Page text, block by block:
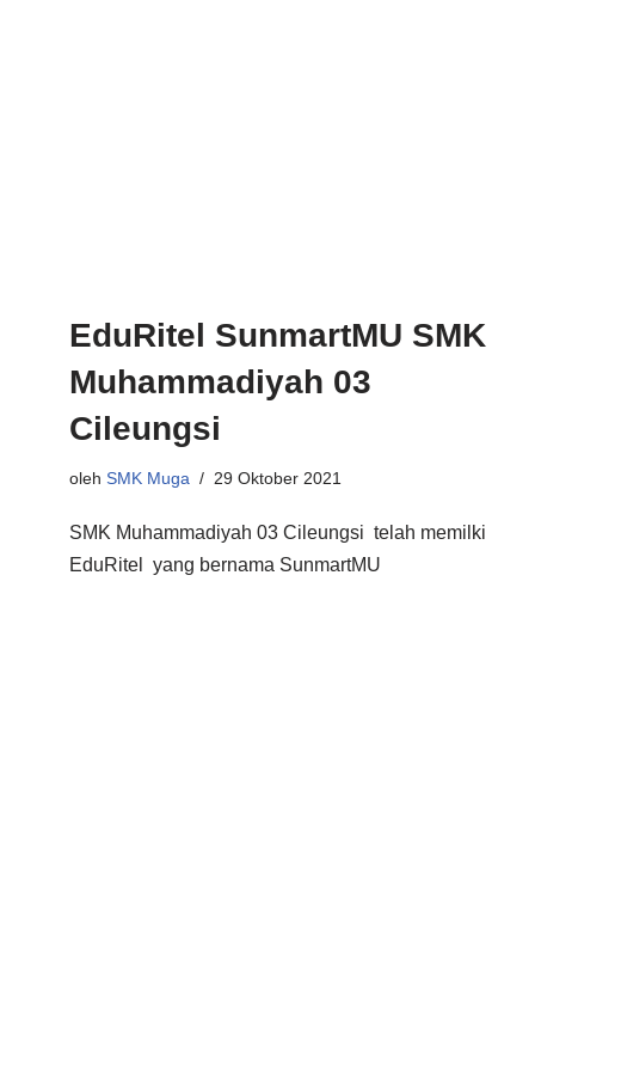
EduRitel SunmartMU SMK
Muhammadiyah 03
Cileungsi
oleh SMK Muga 29 Oktober 2021
SMK Muhammadiyah 03 Cileungsi telah memilki
EduRitel yang bernama SunmartMU